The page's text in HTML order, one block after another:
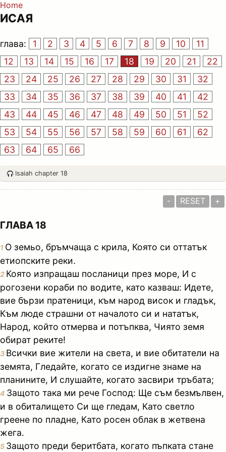
Home
ИСАЯ
глава: 1 2 3 4 5 6 7 8 9 10
11
12
13 14 15 16 17 18 19 20 21
22
23
24 25 26 27 28 29 30 31
32
33
34 35 36 37 38 39 40 41
42
43
44 45 46 47 48 49 50 51
52
53
54 55 56 57 58 59 60 61
62
63
64 65 66
Isaiah chapter 18
- RESET +
ГЛАВА 18
1 О земьо, бръмчаща с крила, Която си оттатък
етиопските реки.
2 Която изпращаш посланици през море, И с
рогозени кораби по водите, като казваш: Идете,
вие бързи пратеници, към народ висок и гладък,
Към люде страшни от началото си и нататък,
Народ, който отмерва и потъпква, Чиято земя
обират реките!
3 Всички вие жители на света, и вие обитатели на
земята, Гледайте, когато се издигне знаме на
планините, И слушайте, когато засвири тръбата;
4 Защото така ми рече Господ: Ще съм безмълвен,
и в обиталището Си ще гледам, Като светло
греене по пладне, Като росен облак в жетвена
жега.
5 Защото преди беритбата, когато пъпката стане